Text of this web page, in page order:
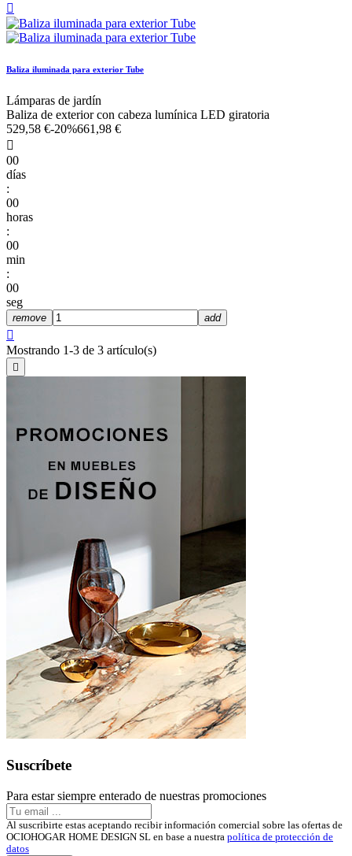

Baliza iluminada para exterior Tube
Lámparas de jardín
Baliza de exterior con cabeza lumínica LED giratoria
529,58 €-20%661,98 €

00
días
:
00
horas
:
00
min
:
00
seg
remove add

Mostrando 1-3 de 3 artículo(s)

Suscríbete
Para estar siempre enterado de nuestras promociones
Al suscribirte estas aceptando recibir información comercial sobre las ofertas de
OCIOHOGAR HOME DESIGN SL en base a nuestra política de protección de
datos